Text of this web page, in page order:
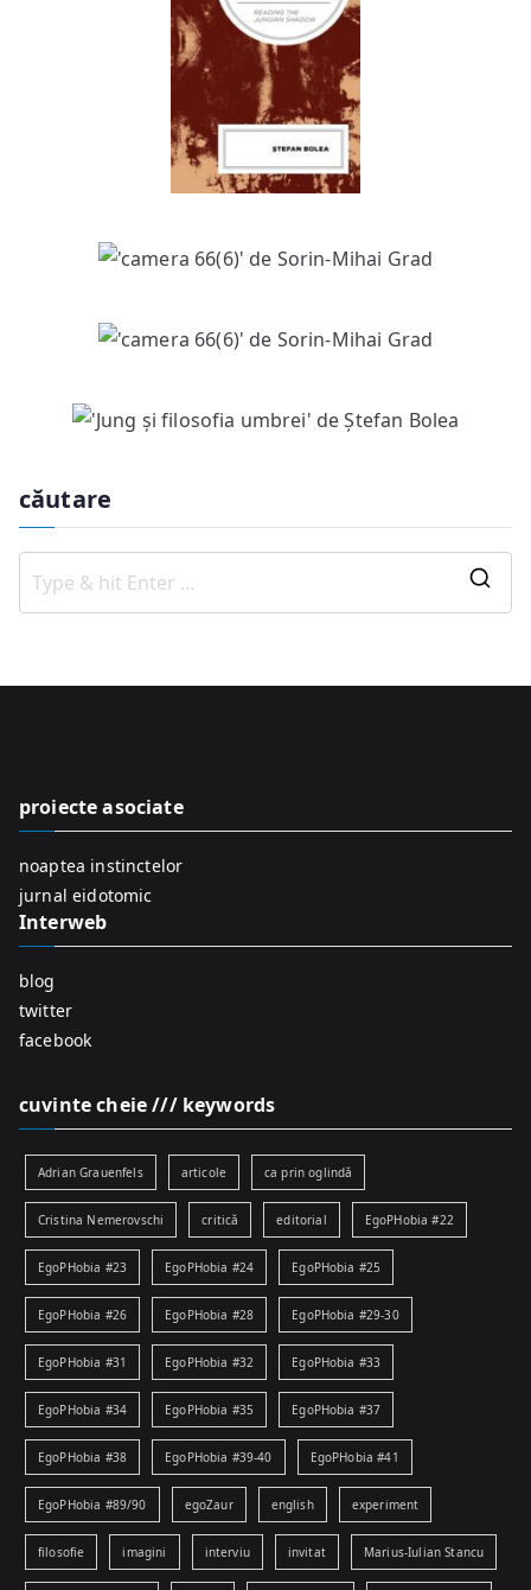
căutare
o
proiecte asociate
noaptea instinctelor
jurnal eidotomic
Interweb
blog
twitter
facebook
cuvinte cheie /// keywords
Adrian Grauenfels articole ca prin oglindă
Cristina Nemerovschi critică editorial EgoPHobia #22
EgoPHobia #23 EgoPHobia #24 EgoPHobia #25
EgoPHobia #26 EgoPHobia #28 EgoPHobia #29-30
EgoPHobia #31 EgoPHobia #32 EgoPHobia #33
EgoPHobia #34 EgoPHobia #35 EgoPHobia #37
EgoPHobia #38 EgoPHobia #39-40 EgoPHobia #41
EgoPHobia #89/90 egoZaur english experiment
filosofie imagini interviu invitat Marius-Iulian Stancu